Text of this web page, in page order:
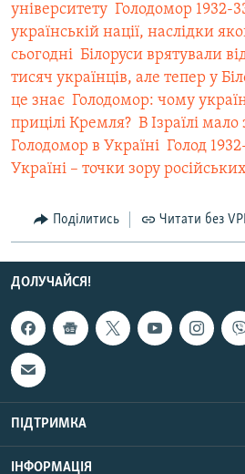
університету  Голодомор 1932-
українській нації, наслідки
сьогодні  Білоруси врятували
тисяч українців, але тепер у
це знає  Голодомор: чому
прицілі Кремля?  В Ізраїлі
Голодомор в Україні  Голод
Україні – точки зору
Поділитись Читати без
ДОЛУЧАЙСЯ!
ПІДТРИМКА
ІНФОРМАЦІЯ